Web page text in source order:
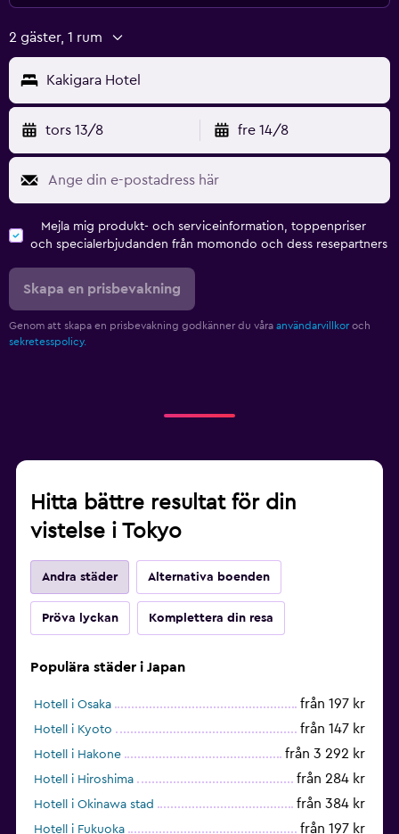
2 gäster, 1 rum
Kakigara Hotel
tors 13/8 fre 14/8
Mejla mig produkt- och serviceinformation, toppenpriser
och specialerbjudanden från momondo och dess resepartners
Skapa en prisbevakning
Genom att skapa en prisbevakning godkänner du våra användarvillkor och
sekretesspolicy.
Hitta bättre resultat för din
vistelse i Tokyo
Andra städer Alternativa boenden
Pröva lyckan Komplettera din resa
Populära städer i Japan
Hotell i Osaka från 197 kr
Hotell i Kyoto från 147 kr
Hotell i Hakone från 3 292 kr
Hotell i Hiroshima från 284 kr
Hotell i Okinawa stad från 384 kr
Hotell i Fukuoka från 197 kr